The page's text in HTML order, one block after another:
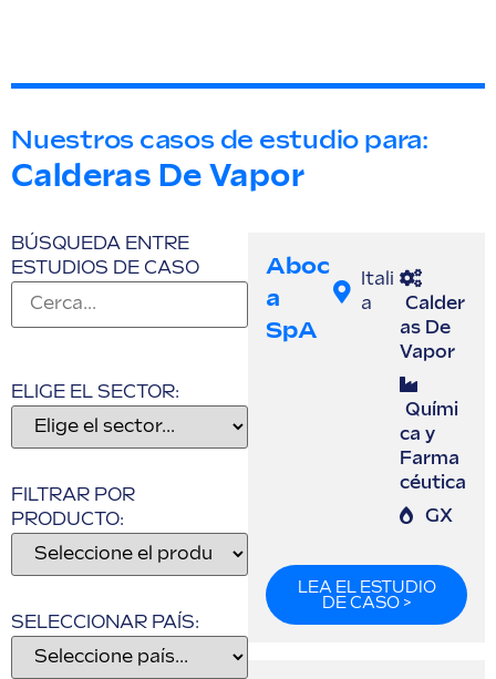
Nuestros casos de estudio para:
Calderas De Vapor
BÚSQUEDA ENTRE
ESTUDIOS DE CASO
ELIGE EL SECTOR:
FILTRAR POR
PRODUCTO:
SELECCIONAR PAÍS:
Aboc
A
SpA
Itali
a
Calder
as De
Vapor
Quími
ca y
Farma
céutica
GX
LEA EL ESTUDIO
DE CASO >